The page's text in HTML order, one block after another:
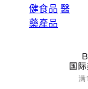
健食品 醫
藥產品